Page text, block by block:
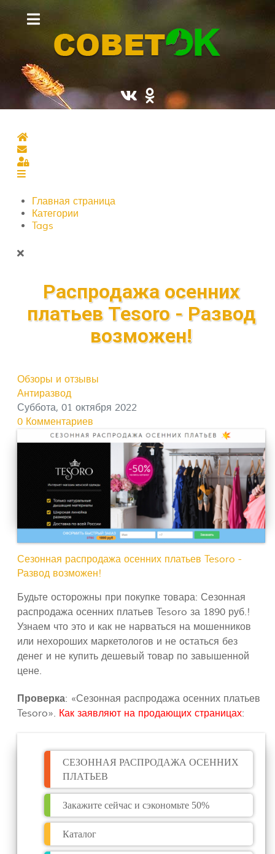
Главная страница
Подписаться на блог
Sign In
Главная страница
Категории
Tags
Распродажа осенних
платьев Tesoro - Развод
возможен!
Обзоры и отзывы
Антиразвод
Суббота, 01 октября 2022
0 Комментариев
Сезонная распродажа осенних платьев Tesoro -
Развод возможен!
Будьте осторожны при покупке товара: Сезонная
распродажа осенних платьев Tesoro за 1890 руб.!
Узнаем что это и как не нарваться на мошенников
или нехороших маркетологов и не остаться без
денег и не купить дешевый товар по завышенной
цене.
Проверка: «Сезонная распродажа осенних платьев
Tesoro». Как заявляют на продающих страницах:
СЕЗОННАЯ РАСПРОДАЖА ОСЕННИХ
ПЛАТЬЕВ
Закажите сейчас и сэкономьте 50%
Каталог